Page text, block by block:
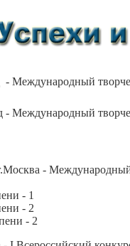
- Международный
- Международный
-
- 1
- 2
- 2